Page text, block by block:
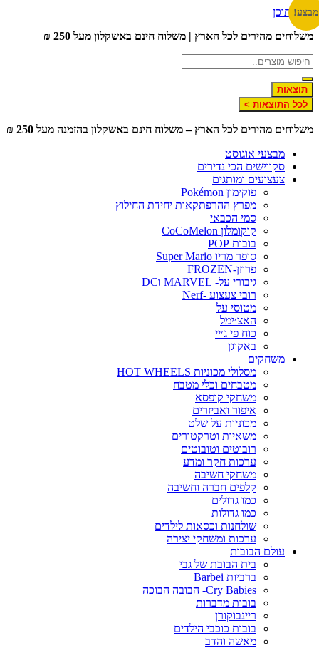
דלג לתוכן
משלוחים מהירים לכל הארץ | משלוח חינם באשקלון מעל 250 ₪
תוצאות
לכל התוצאות >
משלוחים מהירים לכל הארץ – משלוח חינם באשקלון בהזמנה מעל 250 ₪
מבצעי אוגוסט
סקווישים הכי נדירים
צעצועים ומותגים
פוקימון Pokémon
מפרץ ההרפתקאות יחידת החילוץ
סמי הכבאי
קוקומלון CoCoMelon
בובות POP
סופר מריו Super Mario
פרוזן-FROZEN
גיבורי על- MARVEL וDC
רובי צעצוע -Nerf
מטוסי על
האצ׳ימל
כוח פי ג׳יי
באקוגן
משחקים
מסלולי מכוניות HOT WHEELS
מטבחים וכלי מטבח
משחקי קופסא
איפור ואביזרים
מכוניות על שלט
משאיות וטרקטורים
רובוטים וטובוטים
ערכות חקר ומדע
משחקי חשיבה
קלפים חברה וחשיבה
כמו גדולים
כמו גדולות
שולחנות וכסאות לילדים
ערכות ומשחקי יצירה
עולם הבובות
בית הבובת של גבי
ברביות Barbei
Cry Babies- הבובה הבוכה
בובות מדברות
ריינבוקורן
בובות כוכבי הילדים
מאשה והדב
מבצע!